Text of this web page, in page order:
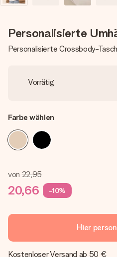
Personalisierte
Personalisierte Crossbody-
Vorrätig
Farbe wählen
von 22,95
20,66 -10%
Hier
Kostenloser Versand ab 50 €